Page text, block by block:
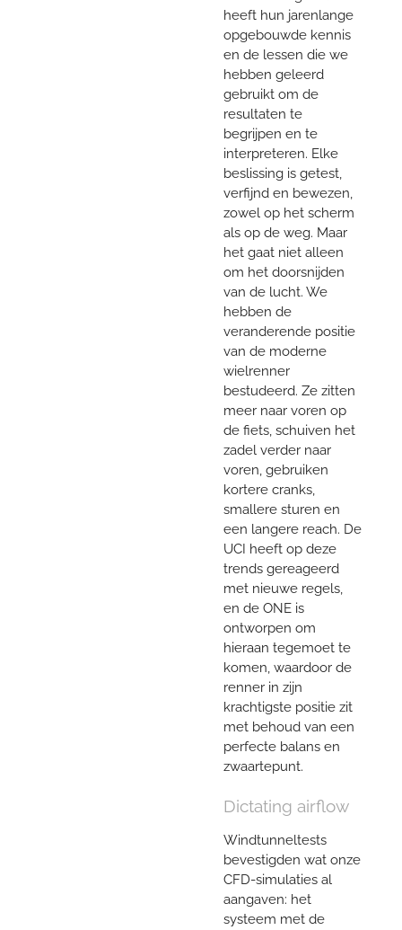
heeft hun jarenlange
opgebouwde kennis
en de lessen die we
hebben geleerd
gebruikt om de
resultaten te
begrijpen en te
interpreteren. Elke
beslissing is getest,
verfijnd en bewezen,
zowel op het scherm
als op de weg. Maar
het gaat niet alleen
om het doorsnijden
van de lucht. We
hebben de
veranderende positie
van de moderne
wielrenner
bestudeerd. Ze zitten
meer naar voren op
de fiets, schuiven het
zadel verder naar
voren, gebruiken
kortere cranks,
smallere sturen en
een langere reach. De
UCI heeft op deze
trends gereageerd
met nieuwe regels,
en de ONE is
ontworpen om
hieraan tegemoet te
komen, waardoor de
renner in zijn
krachtigste positie zit
met behoud van een
perfecte balans en
zwaartepunt.
Dictating airflow
Windtunneltests
bevestigden wat onze
CFD-simulaties al
aangaven: het
systeem met de